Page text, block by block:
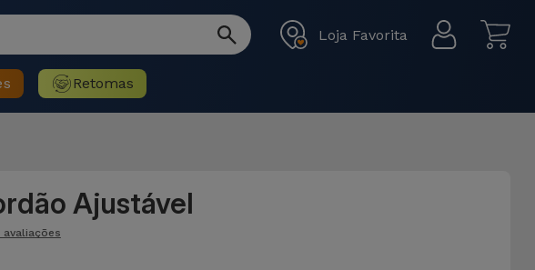
Loja Favorita
Retomas
Ajustável
avaliações